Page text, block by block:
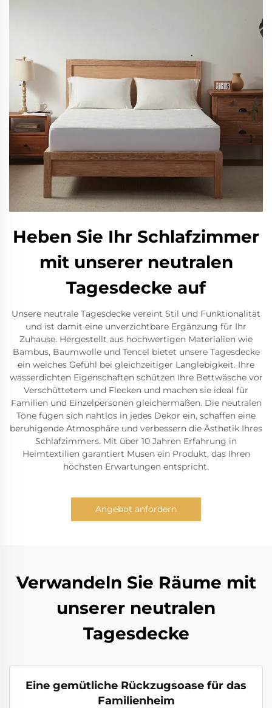
Heben Sie Ihr Schlafzimmer
mit unserer neutralen
Tagesdecke auf
Unsere neutrale Tagesdecke vereint Stil und Funktionalität
und ist damit eine unverzichtbare Ergänzung für Ihr
Zuhause. Hergestellt aus hochwertigen Materialien wie
Bambus, Baumwolle und Tencel bietet unsere Tagesdecke
ein weiches Gefühl bei gleichzeitiger Langlebigkeit. Ihre
wasserdichten Eigenschaften schützen Ihre Bettwäsche vor
Verschüttetem und Flecken und machen sie ideal für
Familien und Einzelpersonen gleichermaßen. Die neutralen
Töne fügen sich nahtlos in jedes Dekor ein, schaffen eine
beruhigende Atmosphäre und verbessern die Ästhetik Ihres
Schlafzimmers. Mit über 10 Jahren Erfahrung in
Heimtextilien garantiert Musen ein Produkt, das Ihren
höchsten Erwartungen entspricht.
Angebot anfordern
Verwandeln Sie Räume mit
unserer neutralen
Tagesdecke
Eine gemütliche Rückzugsoase für das
Familienheim